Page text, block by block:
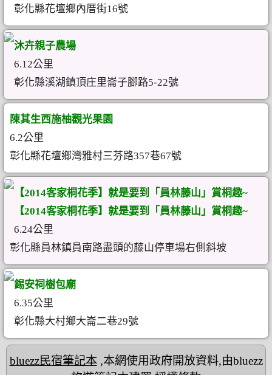
彰化縣花壇鄉內厝街16號
沐卉親子農場
6.12公里
彰化縣溪湖鎮頂庄里崙子腳路5-22號
陳其生西施柚觀光果園
6.2公里
彰化縣花壇鄉灣雅村三芬路357巷67號
【2014客家桐花季】就是要到「員林藤山」賞桐趣~
【2014客家桐花季】就是要到「員林藤山」賞桐趣~
6.24公里
彰化縣員林鎮員南路盡頭的藤山停車場右側斜坡
錫安祠樹包廟
6.35公里
彰化縣大村鄉大崙二巷29號
bluezz民宿筆記本,本網使用政府開放資料,由bluezz